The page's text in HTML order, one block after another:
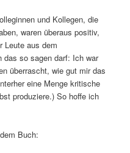
und Kollegen, die
waren überaus positiv,
Leute aus dem
das so sagen darf: Ich war
überrascht, wie gut mir das
eine Menge kritische
produziere.) So hoffe ich
Buch: